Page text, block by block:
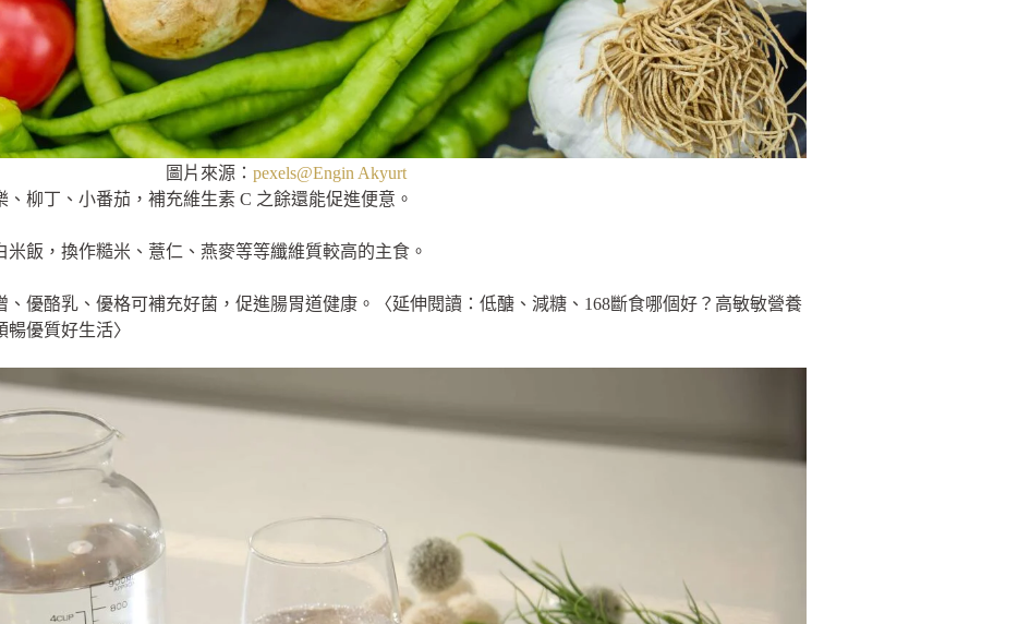
圖片來源： pexels@Engin Akyurt
柳丁、小番茄，補充維生素 C 之餘還能促進便意。
飯，換作糙米、薏仁、燕麥等等纖維質較高的主食。
、優酪乳、優格可補充好菌，促進腸胃道健康。〈延伸閱讀：低醣、減糖、168斷食哪個好？高敏敏營養
優質好生活〉